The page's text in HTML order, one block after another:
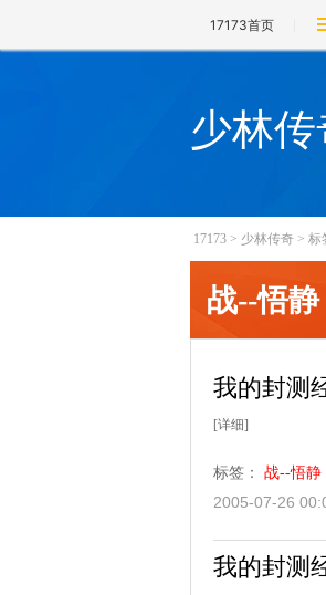
17173首页
少林传
17173 > 少林传奇 > 标
战--悟静
我的封测
[详细]
标签： 战--悟静
2005-07-26
我的封测